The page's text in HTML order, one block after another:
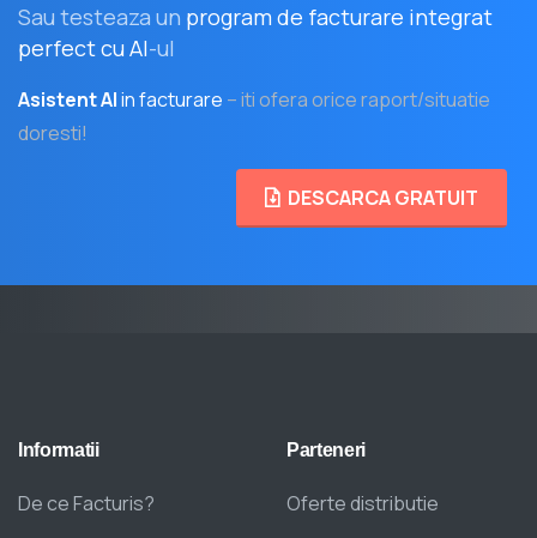
Sau testeaza un program de facturare integrat
perfect cu AI-ul
Asistent AIin facturare – iti ofera orice raport/situatie
doresti!
DESCARCA GRATUIT
Informatii
De ce Facturis?
Parteneri
Oferte distributie